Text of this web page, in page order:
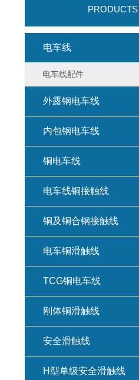
PRODUCTS
电车线
电车线配件
外露钢电车线
内包钢电车线
铜电车线
电车线铜接触线
铜及铜合钢接触线
电车铜滑触线
TCG铜电车线
刚体铜滑触线
安全滑触线
H型单级安全滑触线